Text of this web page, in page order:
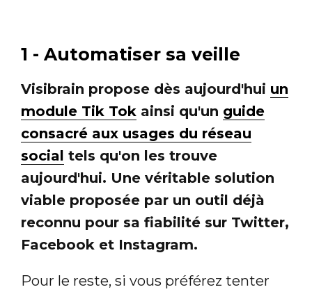
1 - Automatiser sa veille
Visibrain propose dès aujourd'hui un
module Tik Tok ainsi qu'un guide
consacré aux usages du réseau
social tels qu'on les trouve
aujourd'hui. Une véritable solution
viable proposée par un outil déjà
reconnu pour sa fiabilité sur Twitter,
Facebook et Instagram.
Pour le reste, si vous préférez tenter